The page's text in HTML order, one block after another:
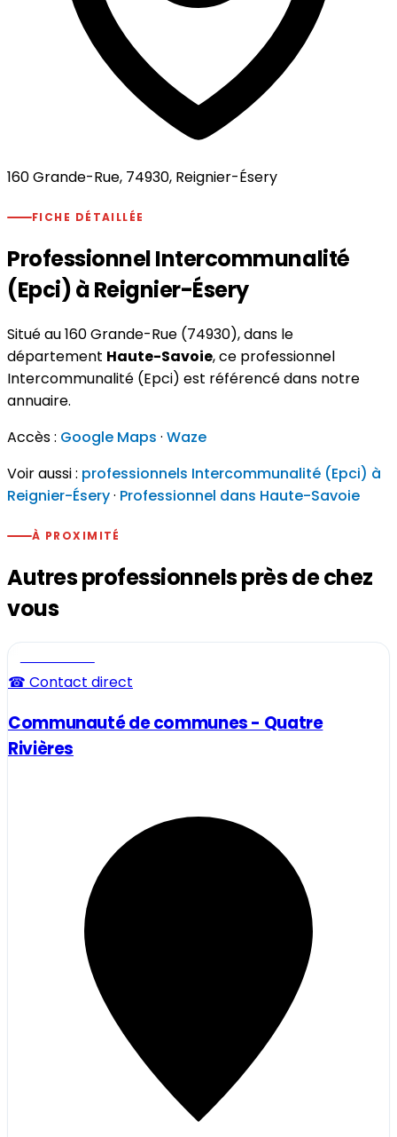
160 Grande-Rue, 74930, Reignier-Ésery
FICHE DÉTAILLÉE
Professionnel Intercommunalité
(Epci) à Reignier-Ésery
Situé au 160 Grande-Rue (74930), dans le
département Haute-Savoie, ce professionnel
Intercommunalité (Epci) est référencé dans notre
annuaire.
Accès : Google Maps · Waze
Voir aussi : professionnels Intercommunalité (Epci) à
Reignier-Ésery· Professionnel dans Haute-Savoie
À PROXIMITÉ
Autres professionnels près de chez
vous
☎ Contact direct
Communauté de communes - Quatre
Rivières